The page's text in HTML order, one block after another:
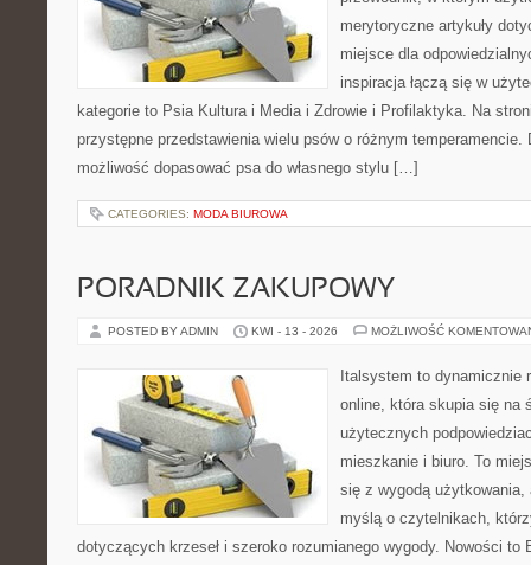
merytoryczne artykuły
miejsce dla
inspiracja łączą się w
kategorie to Psia Kultura i Media i Zdrowie i Profilaktyka. Na
przystępne przedstawienia wielu psów o różnym
możliwość dopasować psa do własnego stylu […]
CATEGORIES: MODA BIUROWA
PORADNIK ZAKUPOWY
POSTED BY ADMIN KWI - 13 - 2026 MOŻLIWOŚĆ
Italsystem to dynamicznie
online, która skupia się na
użytecznych
mieszkanie i biuro. To
się z wygodą użytkowania,
myślą o czytelnikach,
dotyczących krzeseł i szeroko rozumianego wygody. Nowości to